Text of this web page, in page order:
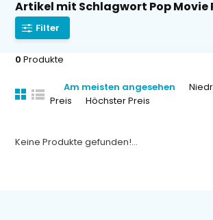
Artikel mit Schlagwort Pop Movie
Filter
0 Produkte
Am meisten angesehen
Preis
Höchster Preis
Keine Produkte gefunden!...